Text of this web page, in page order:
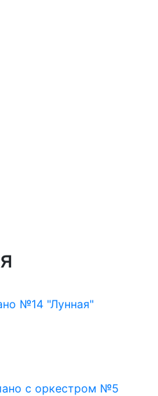
№14 "Лунная"
с оркестром №5